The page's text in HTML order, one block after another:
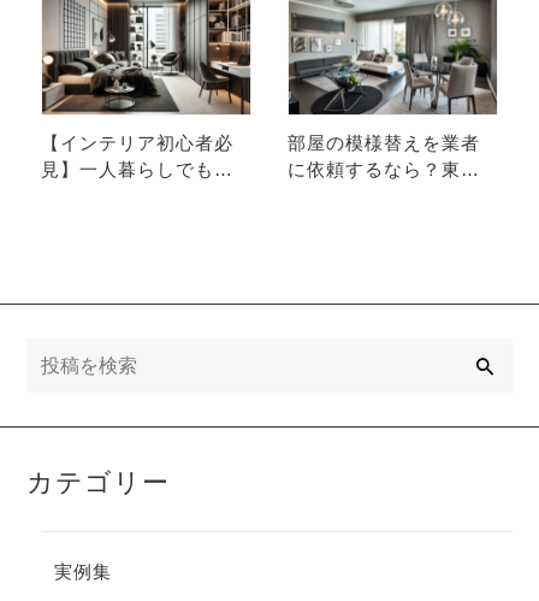
【インテリア初心者必
見】一人暮らしでもで
部屋の模様替えを業者
に依頼するなら？東京
カテゴリー
実例集